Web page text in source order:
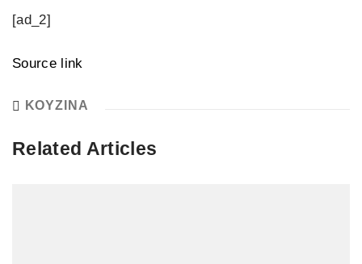
[ad_2]
Source link
ΚΟΥΖΙΝΑ
Related Articles